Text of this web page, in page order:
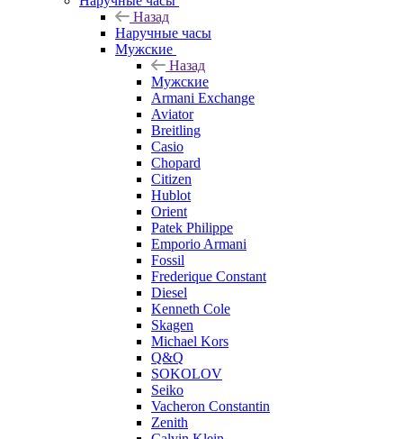
Назад
Наручные часы
Мужские
Назад
Мужские
Armani Exchange
Aviator
Breitling
Casio
Chopard
Citizen
Hublot
Orient
Patek Philippe
Emporio Armani
Fossil
Frederique Constant
Diesel
Kenneth Cole
Skagen
Michael Kors
Q&Q
SOKOLOV
Seiko
Vacheron Constantin
Zenith